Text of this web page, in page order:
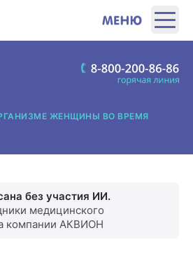
ЖЕНЩИНЫ ВО ВРЕМЯ
без участия ИИ.
медицинского
компании АКВИОН